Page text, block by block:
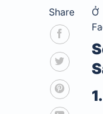
Share
Ở